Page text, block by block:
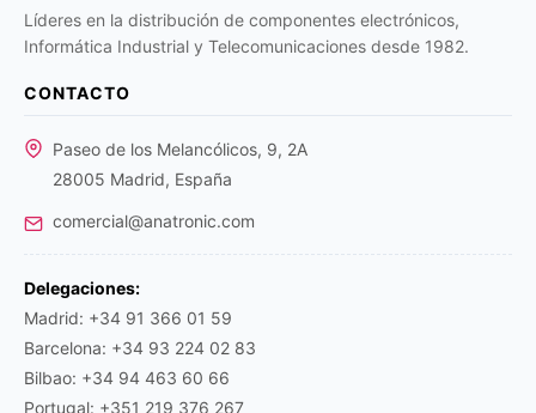
Líderes en la distribución de componentes electrónicos,
Informática Industrial y Telecomunicaciones desde 1982.
CONTACTO
Paseo de los Melancólicos, 9, 2A
28005 Madrid, España
comercial@anatronic.com
Delegaciones:
Madrid: +34 91 366 01 59
Barcelona: +34 93 224 02 83
Bilbao: +34 94 463 60 66
Portugal: +351 219 376 267